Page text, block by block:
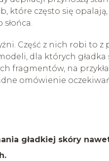
które często się opalają,
Część z nich robi to
dla których gładka
fragmentów, na
omówienie
gładkiej skóry